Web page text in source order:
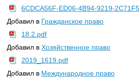
6CDCA56F-ED06-4B94-9219-
Добавил в Гражданское право
18.2.pdf
Добавил в Хозяйственное право
2019_1619.pdf
Добавил в Международное право